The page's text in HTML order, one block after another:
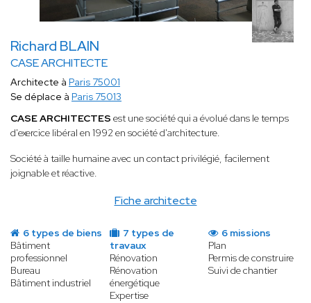
Richard BLAIN
CASE ARCHITECTE
Fiche architecte
Architecte à Paris 75001
Se déplace à Paris 75013
CASE ARCHITECTES est une société qui a évolué dans le temps
d'exercice libéral en 1992 en société d'architecture.
Société à taille humaine avec un contact privilégié, facilement
joignable et réactive.
6 types de biens
Bâtiment
professionnel
Bureau
Bâtiment industriel
7 types de
travaux
Rénovation
Rénovation
énergétique
Expertise
6 missions
Plan
Permis de construire
Suivi de chantier